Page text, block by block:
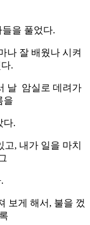
을 풀었다.
나 잘 배웠나 시켜
.
날 암실로 데려가
을
다.
, 내가 일을 마치
보게 해서, 불을 껐